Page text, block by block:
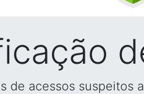
de acessos suspeitos